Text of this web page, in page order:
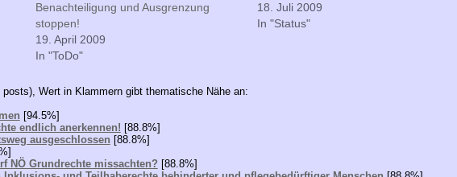
Benachteiligung und Ausgrenzung
stoppen!
19. April 2009
In "ToDo"
18. Juli 2009
In "Status"
Wert in Klammern gibt thematische Nähe an:
[94.5%]
endlich anerkennen! [88.8%]
ausgeschlossen [88.8%]
NÖ Grundrechte missachten? [88.8%]